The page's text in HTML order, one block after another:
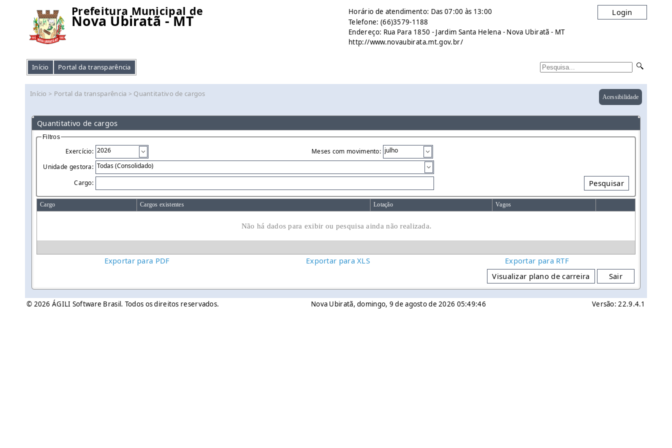
Login
Prefeitura Municipal de Horário de atendimento: Das 07:00 às 13:00
Nova Ubiratã - MT
Telefone: (66)3579-1188
Endereço: Rua Para 1850 - Jardim Santa Helena - Nova Ubiratã - MT
http://www.novaubirata.mt.gov.br/
Início Portal da transparência
Início > Portal da transparência > Quantitativo de cargos Acessibilidade
Quantitativo de cargos
Filtros
Exercício:
Meses com movimento:
Unidade gestora:
Cargo:
Pesquisar
Cargo Cargos existentes Lotação Vagos
Não há dados para exibir ou pesquisa ainda não realizada.
Exportar para PDF Exportar para XLS
Exportar para RTF
Visualizar plano de carreira
Sair
© 2026 ÁGILI Software Brasil. Todos os direitos reservados. Nova Ubiratã, domingo, 9 de agosto de 2026 05:49:46 Versão: 22.9.4.1